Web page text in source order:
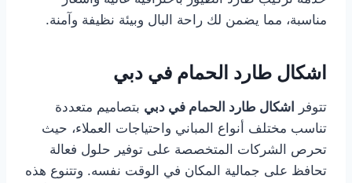
مناسبة، مما يضمن لك راحة البال وبيئة نظيفة وآمنة.
اشكال طارد الحمام في دبي
تتوفر اشكال طارد الحمام في دبي بتصاميم متعددة
تناسب مختلف أنواع المباني واحتياجات العملاء، حيث
تحرص الشركات المتخصصة على توفير حلول فعالة
تحافظ على جمالية المكان في الوقت نفسه. وتتنوع هذه